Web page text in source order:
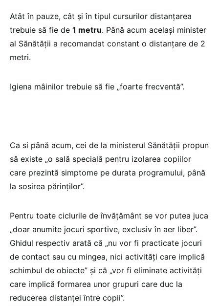
Atât în pauze, cât și în tipul cursurilor distanțarea
trebuie să fie de 1 metru. Până acum același minister
al Sănătății a recomandat constant o distanțare de 2
metri.
Igiena mâinilor trebuie să fie „foarte frecventă”.
Ca si până acum, cei de la ministerul Sănătății propun
să existe „o sală specială pentru izolarea copiilor
care prezintă simptome pe durata programului, până
la sosirea părinților”.
Pentru toate ciclurile de învățământ se vor putea juca
„doar anumite jocuri sportive, exclusiv în aer liber”.
Ghidul respectiv arată că „nu vor fi practicate jocuri
de contact sau cu mingea, nici activități care implică
schimbul de obiecte” și că „vor fi eliminate activități
care implică formarea unor grupuri care duc la
reducerea distanței între copii”.